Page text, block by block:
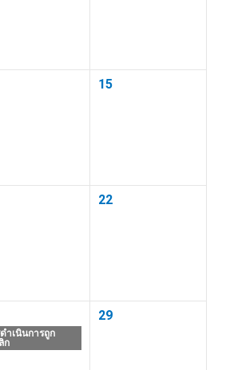
15
22
ำเนินการถูก
ก
29
ธรรม